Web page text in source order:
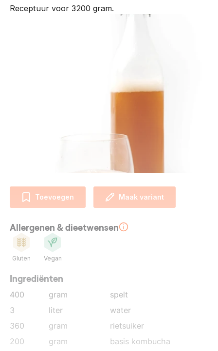
Receptuur voor 3200 gram.
Toevoegen Maak variant
Allergenen & dieetwensen
Gluten Vegan
Ingrediënten
400 gram
spelt
3
liter
water
360
gram
rietsuiker
200
gram
basis kombucha